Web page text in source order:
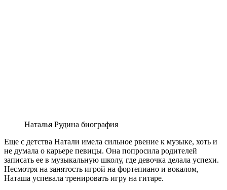
Наталья Рудина биография
Еще с детства Натали имела сильное рвение к музыке, хоть и
не думала о карьере певицы. Она попросила родителей
записать ее в музыкальную школу, где девочка делала успехи.
Несмотря на занятость игрой на фортепиано и вокалом,
Наташа успевала тренировать игру на гитаре.